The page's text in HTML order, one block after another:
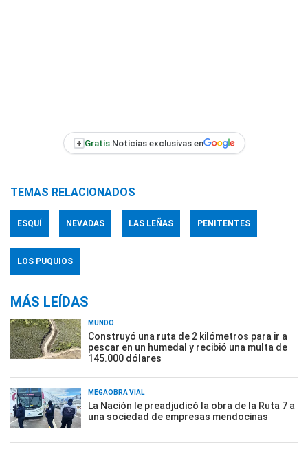
+ Gratis:Noticias exclusivas en
TEMAS RELACIONADOS
ESQUÍ NEVADAS LAS LEÑAS PENITENTES
LOS PUQUIOS
MÁS LEÍDAS
MUNDO
Construyó una ruta de 2 kilómetros para ir a
pescar en un humedal y recibió una multa de
145.000 dólares
MEGAOBRA VIAL
La Nación le preadjudicó la obra de la Ruta 7 a
una sociedad de empresas mendocinas